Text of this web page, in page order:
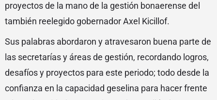
proyectos de la mano de la gestión bonaerense del
también reelegido gobernador Axel Kicillof.
Sus palabras abordaron y atravesaron buena parte de
las secretarías y áreas de gestión, recordando logros,
desafíos y proyectos para este periodo; todo desde la
confianza en la capacidad geselina para hacer frente